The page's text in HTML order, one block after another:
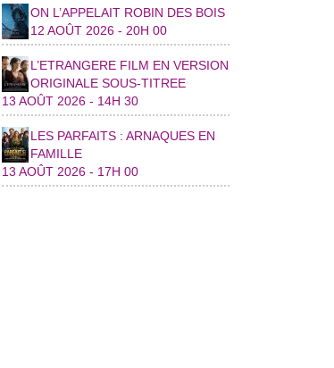
ON L’APPELAIT ROBIN DES BOIS
12 AOÛT 2026 - 20H 00
L’ETRANGERE FILM EN VERSION
ORIGINALE SOUS-TITREE
13 AOÛT 2026 - 14H 30
LES PARFAITS : ARNAQUES EN
FAMILLE
13 AOÛT 2026 - 17H 00